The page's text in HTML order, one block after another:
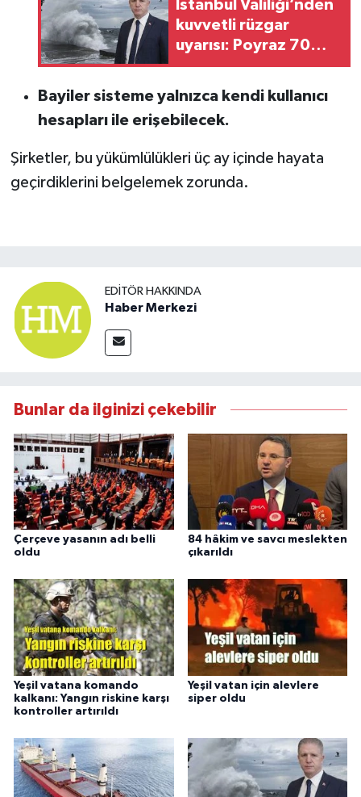
İstanbul Valiliği’nden
kuvvetli rüzgar
uyarısı: Poyraz 70
kilometre hıza
ulaşacak
Bayiler sisteme yalnızca kendi kullanıcı
hesapları ile erişebilecek.
Şirketler, bu yükümlülükleri üç ay içinde hayata
geçirdiklerini belgelemek zorunda.
EDITÖR HAKKINDA
Haber Merkezi
Bunlar da ilginizi çekebilir
Çerçeve yasanın adı belli
oldu
84 hâkim ve savcı meslekten
çıkarıldı
Yeşil vatana komando
kalkanı: Yangın riskine karşı
kontroller artırıldı
Yeşil vatan için alevlere
siper oldu